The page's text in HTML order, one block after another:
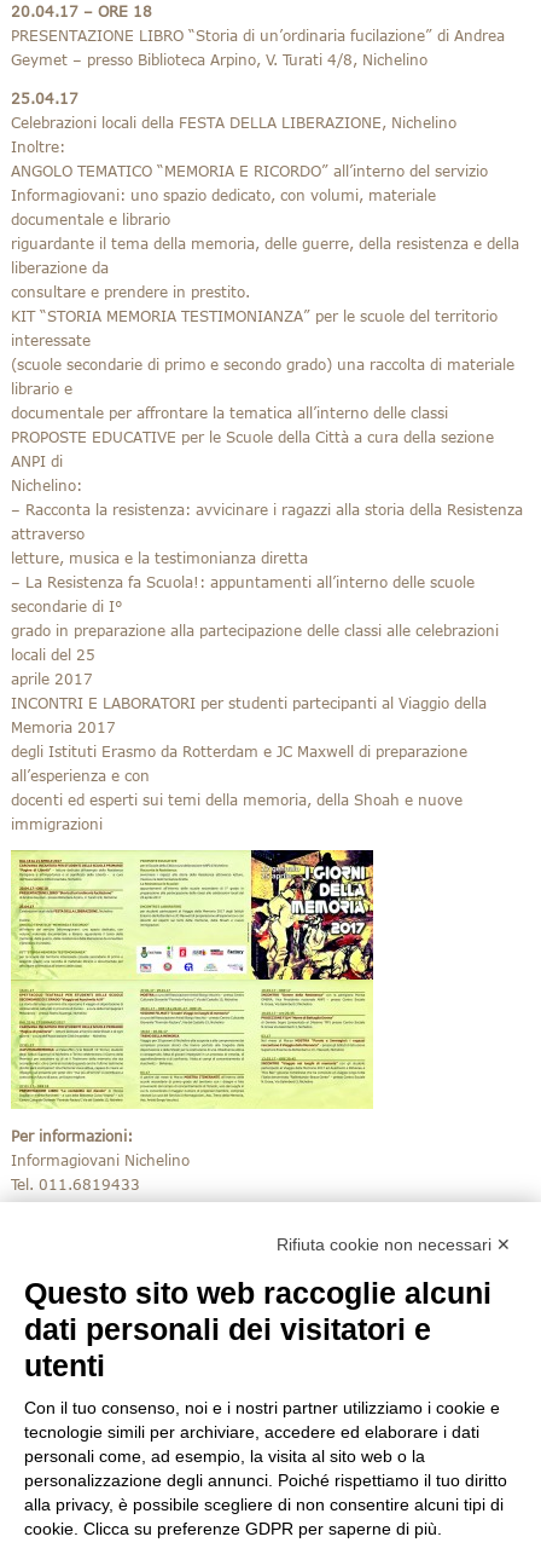
20.04.17 – ORE 18
PRESENTAZIONE LIBRO “Storia di un’ordinaria fucilazione” di Andrea
Geymet – presso Biblioteca Arpino, V. Turati 4/8, Nichelino
25.04.17
Celebrazioni locali della FESTA DELLA LIBERAZIONE, Nichelino
Inoltre:
ANGOLO TEMATICO “MEMORIA E RICORDO” all’interno del servizio
Informagiovani: uno spazio dedicato, con volumi, materiale
documentale e librario
riguardante il tema della memoria, delle guerre, della resistenza e della
liberazione da
consultare e prendere in prestito.
KIT “STORIA MEMORIA TESTIMONIANZA” per le scuole del territorio
interessate
(scuole secondarie di primo e secondo grado) una raccolta di materiale
librario e
documentale per affrontare la tematica all’interno delle classi
PROPOSTE EDUCATIVE per le Scuole della Città a cura della sezione
ANPI di
Nichelino:
– Racconta la resistenza: avvicinare i ragazzi alla storia della Resistenza
attraverso
letture, musica e la testimonianza diretta
– La Resistenza fa Scuola!: appuntamenti all’interno delle scuole
secondarie di I°
grado in preparazione alla partecipazione delle classi alle celebrazioni
locali del 25
aprile 2017
INCONTRI E LABORATORI per studenti partecipanti al Viaggio della
Memoria 2017
degli Istituti Erasmo da Rotterdam e JC Maxwell di preparazione
all’esperienza e con
docenti ed esperti sui temi della memoria, della Shoah e nuove
immigrazioni
Per informazioni:
Informagiovani Nichelino
Tel. 011.6819433
Mail:informagiovani@comune.nichelino.to.it
Rifiuta cookie non necessari ✕
Questo sito web raccoglie alcuni
dati personali dei visitatori e
utenti
Con il tuo consenso, noi e i nostri partner utilizziamo i cookie e
tecnologie simili per archiviare, accedere ed elaborare i dati
personali come, ad esempio, la visita al sito web o la
personalizzazione degli annunci. Poiché rispettiamo il tuo diritto
alla privacy, è possibile scegliere di non consentire alcuni tipi di
cookie. Clicca su preferenze GDPR per saperne di più.